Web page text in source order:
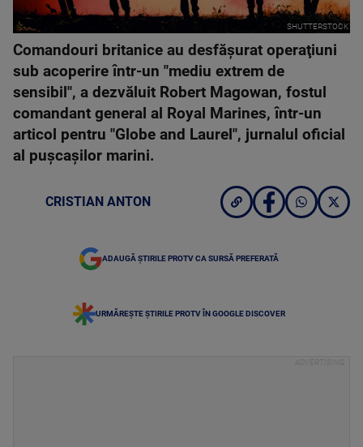
SHUTTERSTOCK
Comandouri britanice au desfăşurat operaţiuni
sub acoperire într-un "mediu extrem de
sensibil", a dezvăluit Robert Magowan, fostul
comandant general al Royal Marines, într-un
articol pentru "Globe and Laurel", jurnalul oficial
al puşcaşilor marini.
CRISTIAN ANTON
ADAUGĂ ȘTIRILE PROTV CA SURSĂ PREFERATĂ
URMĂREȘTE ȘTIRILE PROTV ÎN GOOGLE DISCOVER